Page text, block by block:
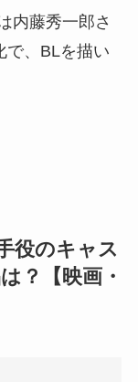
内藤秀一郎さ
で、BLを描い
役のキャス
？【映画・